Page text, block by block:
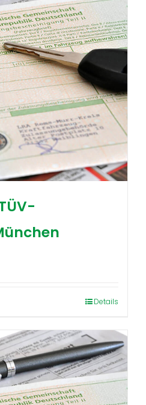
Details